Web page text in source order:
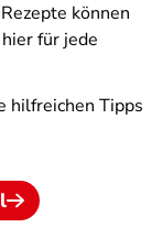
können
für jede
hilfreichen Tipps